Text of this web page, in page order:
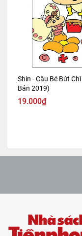
Shin - Cậu Bé Bút
Bản 2019)
19.000₫